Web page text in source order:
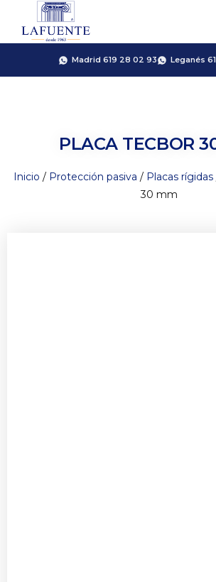
Madrid 619 28 02 93 Leganés
PLACA TECBOR
Inicio / Protección pasiva / Placas rígidas
30 mm